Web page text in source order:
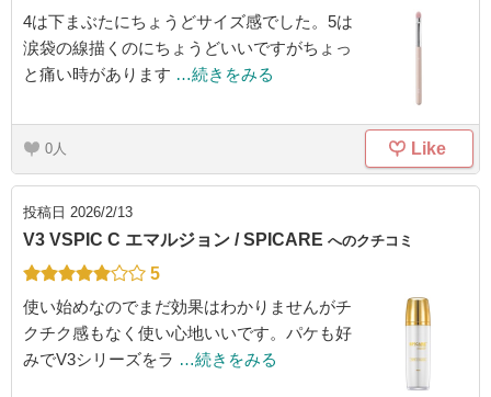
4は下まぶたにちょうどサイズ感でした。5は
涙袋の線描くのにちょうどいいですがちょっ
と痛い時があります …続きをみる
0 Like
投稿日 2026/2/13
V3 VSPIC C エマルジョン / SPICARE へのクチコミ
5
使い始めなのでまだ効果はわかりませんがチ
クチク感もなく使い心地いいです。パケも好
みでV3シリーズをラ …続きをみる